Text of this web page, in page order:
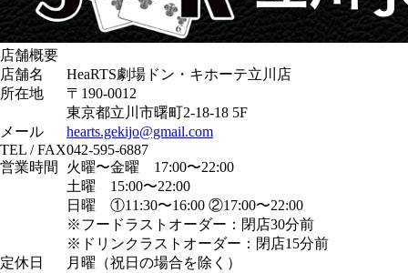
店舗概要
店舗名
HeaRTS劇場ドン・キホーテ立川店
所在地
〒190-0012
東京都立川市曙町2-18-18 5F
メール
hearts.gekijo@gmail.com
TEL / FAX042-595-6887
営業時間
火曜〜金曜 17:00〜22:00
土曜 15:00〜22:00
日曜 ①11:30〜16:00 ②17:00〜22:00
※フードラストオーダー：閉店30分前
※ドリンクラストオーダー：閉店15分前
定休日
月曜（祝日の場合を除く）